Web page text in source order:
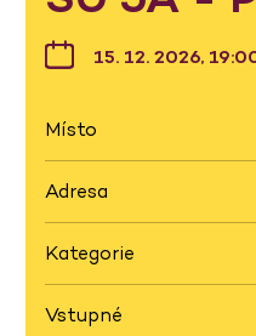
15. 12. 2026,
Místo
Adresa
Kategorie
Vstupné